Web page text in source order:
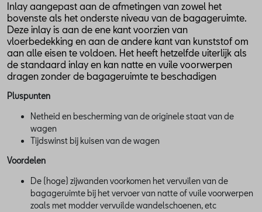
Inlay aangepast aan de afmetingen van zowel het
bovenste als het onderste niveau van de bagageruimte.
Deze inlay is aan de ene kant voorzien van
vloerbedekking en aan de andere kant van kunststof om
aan alle eisen te voldoen. Het heeft hetzelfde uiterlijk als
de standaard inlay en kan natte en vuile voorwerpen
dragen zonder de bagageruimte te beschadigen
Pluspunten
Netheid en bescherming van de originele staat van de
wagen
Tijdswinst bij kuisen van de wagen
Voordelen
De (hoge) zijwanden voorkomen het vervuilen van de
bagageruimte bij het vervoer van natte of vuile voorwerpen
zoals met modder vervuilde wandelschoenen, etc